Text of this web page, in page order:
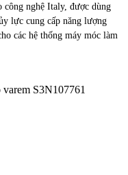
nghệ Italy, được dùng
lực cung cấp năng lượng
các hệ thống máy móc làm
S3N107761